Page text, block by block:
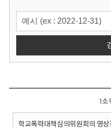
1소
학교폭력대책심의위원회의 영